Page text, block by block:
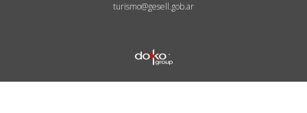
turismo@gesell.gob.ar